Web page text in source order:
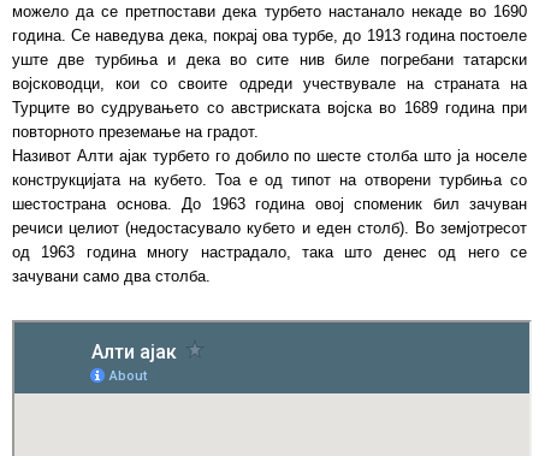
можело да се претпостави дека турбето настанало некаде во 1690
година. Се наведува дека, покрај ова турбе, до 1913 година постоеле
уште две турбиња и дека во сите нив биле погребани татарски
војсководци, кои со своите одреди учествувале на страната на
Турците во судрувањето со австриската војска во 1689 година при
повторното преземање на градот.
Називот Алти ајак турбето го добило по шесте столба што ја носеле
конструкцијата на кубето. Тоа е од типот на отворени турбиња со
шестострана основа. До 1963 година овој споменик бил зачуван
речиси целиот (недостасувало кубето и еден столб). Во земјотресот
од 1963 година многу настрадало, така што денес од него се
зачувани само два столба.